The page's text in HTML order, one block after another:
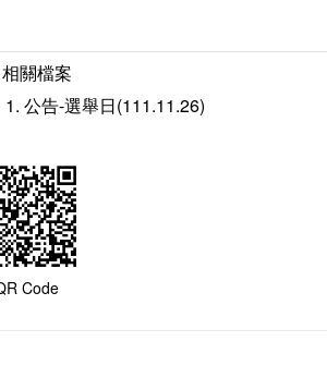
相關檔案
公告-選舉日(111.11.26)
Code